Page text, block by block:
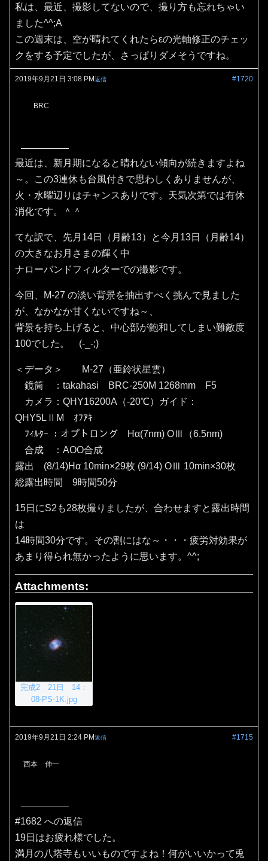
私は、最近、撮影してないので、撮り方も忘れちゃい
ました^^;A
この週末は、空が晴れてくれたらεの光軸修正のチェッ
クをする予定でしたが、さっぱりダメそうですね。
2019年9月21日 3:08 PM #1720
返信
BRC
最近は、新月期になると晴れない傾向が続きますよね
～。この3連休も台風付きで思わしくありませんが、
火・水曜辺りはチャンスありです。天気次第では有休
消化です。＾＾
てな訳で、先月14日（月齢13）と今月13日（月齢14）
の大きなお月さまの輝く中
ナローバンドフィルターでの撮影です。
今回、M-27 の淡い背景を抽出すべく挑んで見ました
が、なかなか甘くないですね～、
背景を持ち上げると、中心部が飽和してしまい難敵度
100でした。 (-_-;)
＜データ＞ M-27（亜鈴状星雲）
鏡筒 ：takahasi BRC-250M 1268mm F5
カメラ：QHY16200A（‐20℃）ガイド：
QHY5LⅡM ｵﾌｱｷ
ﾌｨﾙﾀｰ ：オプトロング Hα(7nm) OⅢ（6.5nm)
合成 ：AOO合成
露出 (8/14)Hα 10min×29枚 (9/14) OⅢ 10min×30枚
総露出時間 9時間50分
15日にS2も28枚撮りましたが、合わせますと露出時間
は
14時間30分です。その割にはな～・・・疲労対効果が
あまり得られ無かったように思います。^^;
Attachments:
完成2 21日 14：
08-PS-1K.jpg
2019年9月21日 2:24 PM #1715
返信
西本 伸一
#1682 への返信
19日はお疲れ様でした。
満月の八塔寺もいいものですよね！何がいいかって兎